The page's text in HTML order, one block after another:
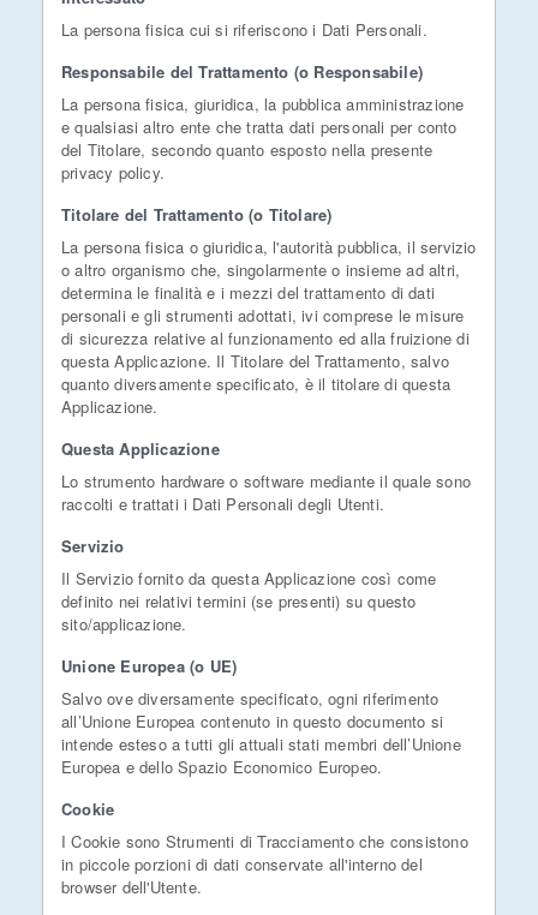
La persona fisica cui si riferiscono i Dati Personali.
Responsabile del Trattamento (o Responsabile)
La persona fisica, giuridica, la pubblica amministrazione
e qualsiasi altro ente che tratta dati personali per conto
del Titolare, secondo quanto esposto nella presente
privacy policy.
Titolare del Trattamento (o Titolare)
La persona fisica o giuridica, l'autorità pubblica, il servizio
o altro organismo che, singolarmente o insieme ad altri,
determina le finalità e i mezzi del trattamento di dati
personali e gli strumenti adottati, ivi comprese le misure
di sicurezza relative al funzionamento ed alla fruizione di
questa Applicazione. Il Titolare del Trattamento, salvo
quanto diversamente specificato, è il titolare di questa
Applicazione.
Questa Applicazione
Lo strumento hardware o software mediante il quale sono
raccolti e trattati i Dati Personali degli Utenti.
Servizio
Il Servizio fornito da questa Applicazione così come
definito nei relativi termini (se presenti) su questo
sito/applicazione.
Unione Europea (o UE)
Salvo ove diversamente specificato, ogni riferimento
all’Unione Europea contenuto in questo documento si
intende esteso a tutti gli attuali stati membri dell’Unione
Europea e dello Spazio Economico Europeo.
Cookie
I Cookie sono Strumenti di Tracciamento che consistono
in piccole porzioni di dati conservate all'interno del
browser dell'Utente.